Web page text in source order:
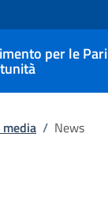
per le Pari
/ News